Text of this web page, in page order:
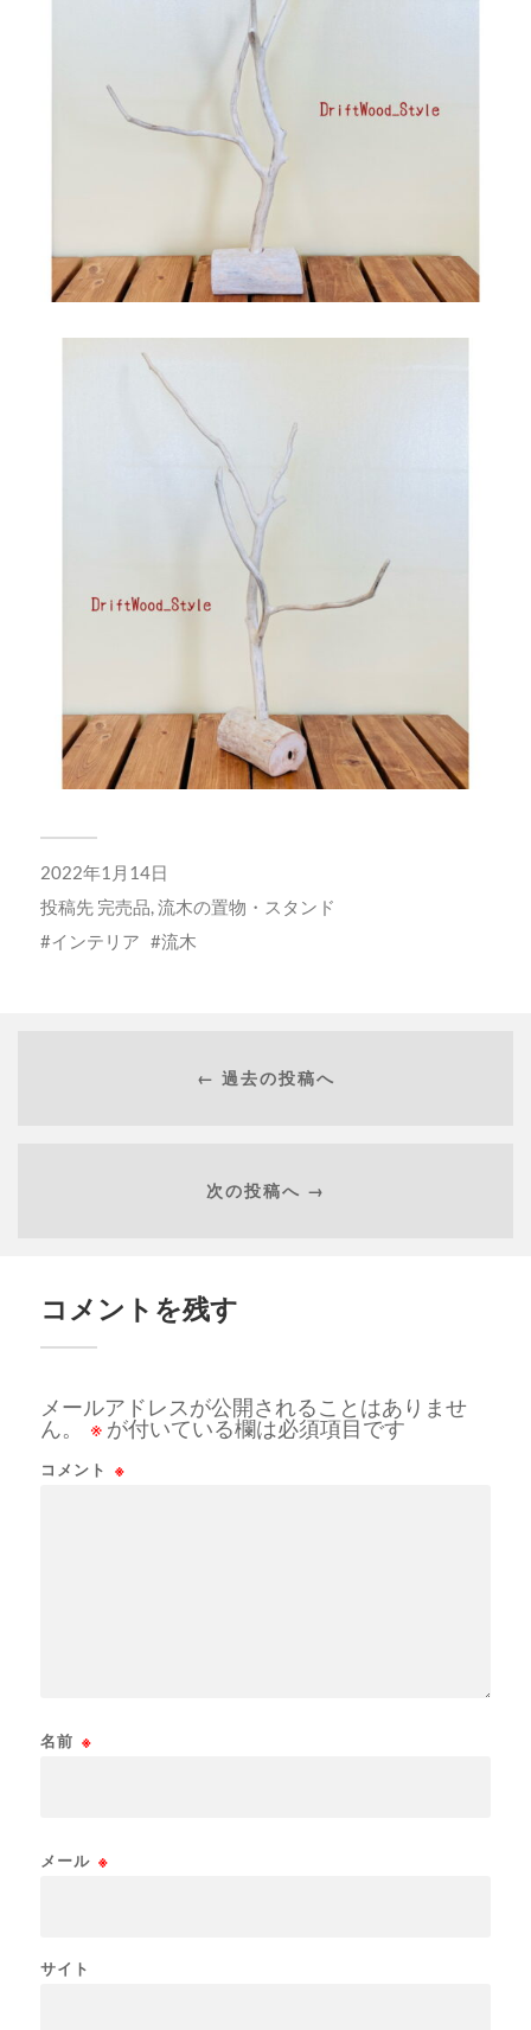
2022年1月14日
投稿先 完売品,流木の置物・スタンド
インテリア
流木
← 過去の投稿へ
次の投稿へ →
コメントを残す
メールアドレスが公開されることはありませ
ん。
※ が付いている欄は必須項目です
コメント ※
名前 ※
メール ※
サイト